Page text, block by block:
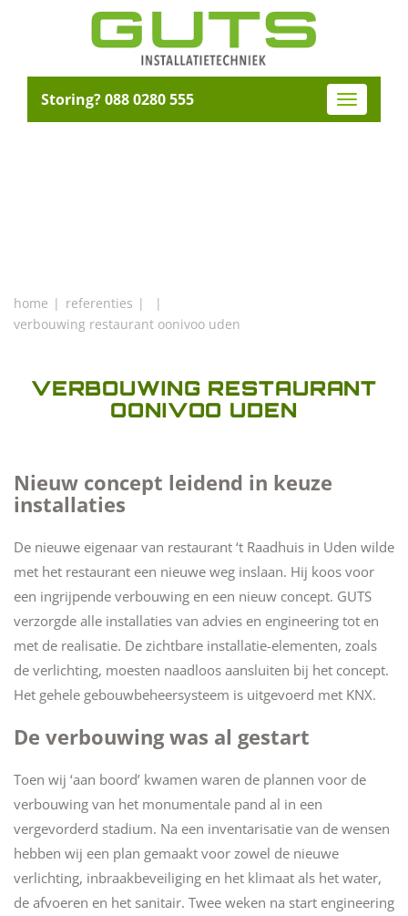
Storing? 088 0280 555
Toggle
home
referenties
verbouwing restaurant oonivoo uden
VERBOUWING RESTAURANT
OONIVOO UDEN
Nieuw concept leidend in keuze
installaties
De nieuwe eigenaar van restaurant ‘t Raadhuis in Uden wilde
met het restaurant een nieuwe weg inslaan. Hij koos voor
een ingrijpende verbouwing en een nieuw concept. GUTS
verzorgde alle installaties van advies en engineering tot en
met de realisatie. De zichtbare installatie-elementen, zoals
de verlichting, moesten naadloos aansluiten bij het concept.
Het gehele gebouwbeheersysteem is uitgevoerd met KNX.
De verbouwing was al gestart
Toen wij ‘aan boord’ kwamen waren de plannen voor de
verbouwing van het monumentale pand al in een
vergevorderd stadium. Na een inventarisatie van de wensen
hebben wij een plan gemaakt voor zowel de nieuwe
verlichting, inbraakbeveiliging en het klimaat als het water,
de afvoeren en het sanitair. Twee weken na start engineering